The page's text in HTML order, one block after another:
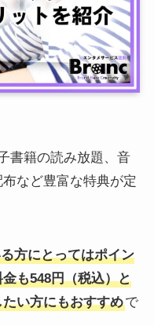
書籍の読み放題、音
など豊富な特典が定
方にとってはポイン
も548円（税込）と
い方にもおすすめで